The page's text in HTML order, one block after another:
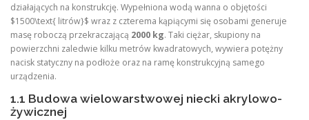
działających na konstrukcję. Wypełniona wodą wanna o objętości
$1500\text{ litrów}$ wraz z czterema kąpiącymi się osobami generuje
masę roboczą przekraczającą 2000 kg. Taki ciężar, skupiony na
powierzchni zaledwie kilku metrów kwadratowych, wywiera potężny
nacisk statyczny na podłoże oraz na ramę konstrukcyjną samego
urządzenia.
1.1 Budowa wielowarstwowej niecki akrylowo-
żywicznej